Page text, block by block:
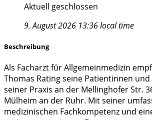
Aktuell geschlossen
9. August 2026 13:36 local time
Beschreibung
Als Facharzt für Allgemeinmedizin
Thomas Rating seine Patientinnen
seiner Praxis an der Mellinghofer Str.
Mülheim an der Ruhr. Mit seiner
medizinischen Fachkompetenz und